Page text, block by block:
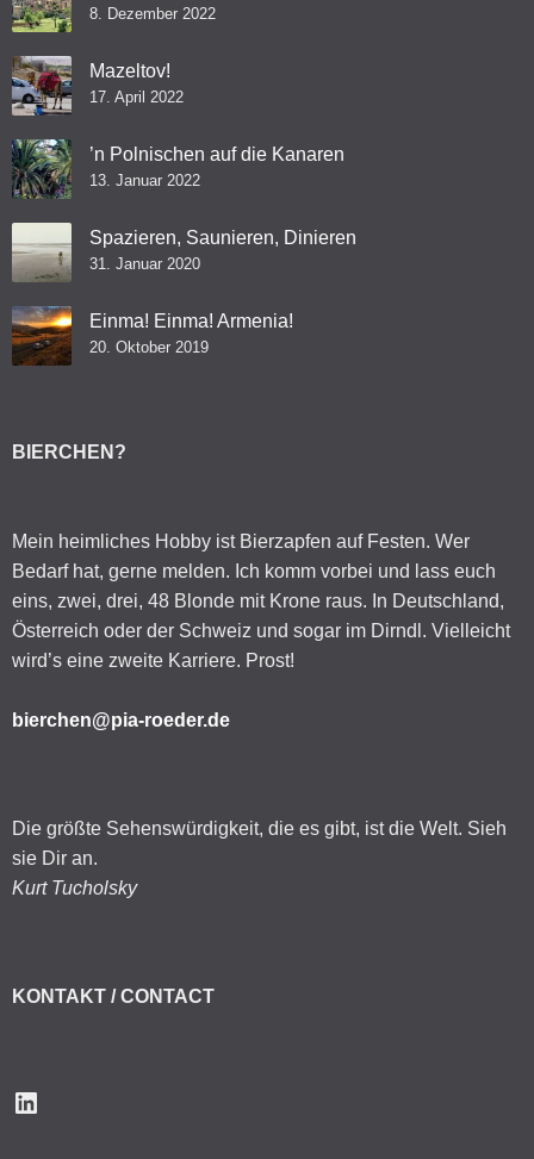
8. Dezember 2022
Mazeltov!
17. April 2022
’n Polnischen auf die Kanaren
13. Januar 2022
Spazieren, Saunieren, Dinieren
31. Januar 2020
Einma! Einma! Armenia!
20. Oktober 2019
BIERCHEN?
Mein heimliches Hobby ist Bierzapfen auf Festen. Wer
Bedarf hat, gerne melden. Ich komm vorbei und lass euch
eins, zwei, drei, 48 Blonde mit Krone raus. In Deutschland,
Österreich oder der Schweiz und sogar im Dirndl. Vielleicht
wird’s eine zweite Karriere. Prost!
bierchen@pia-roeder.de
Die größte Sehenswürdigkeit, die es gibt, ist die Welt. Sieh
sie Dir an.
Kurt Tucholsky
KONTAKT / CONTACT
LinkedIn